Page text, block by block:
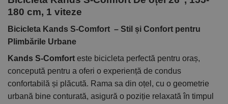
180 cm, 1 viteze
Bicicleta Kands S-Comfort – Stil și Confort pentru
Plimbările Urbane
Kands S-Comfort este bicicleta perfectă pentru oraș,
concepută pentru a oferi o experiență de condus
confortabilă și plăcută. Rama sa din oțel, cu o geometrie
urbană bine conturată, asigură o poziție relaxată în timpul